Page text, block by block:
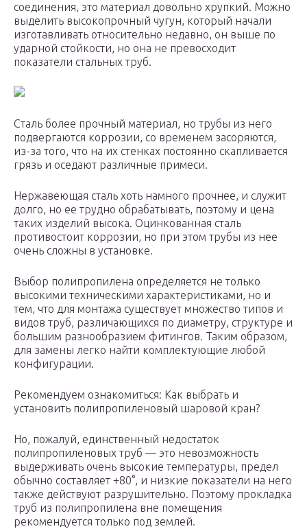
соединения, это материал довольно хрупкий. Можно
выделить высокопрочный чугун, который начали
изготавливать относительно недавно, он выше по
ударной стойкости, но она не превосходит
показатели стальных труб.
Сталь более прочный материал, но трубы из него
подвергаются коррозии, со временем засоряются,
из-за того, что на их стенках постоянно скапливается
грязь и оседают различные примеси.
Нержавеющая сталь хоть намного прочнее, и служит
долго, но ее трудно обрабатывать, поэтому и цена
таких изделий высока. Оцинкованная сталь
противостоит коррозии, но при этом трубы из нее
очень сложны в установке.
Выбор полипропилена определяется не только
высокими техническими характеристиками, но и
тем, что для монтажа существует множество типов и
видов труб, различающихся по диаметру, структуре и
большим разнообразием фитингов. Таким образом,
для замены легко найти комплектующие любой
конфигурации.
Рекомендуем ознакомиться: Как выбрать и
установить полипропиленовый шаровой кран?
Но, пожалуй, единственный недостаток
полипропиленовых труб — это невозможность
выдерживать очень высокие температуры, предел
обычно составляет +80°, и низкие показатели на него
также действуют разрушительно. Поэтому прокладка
труб из полипропилена вне помещения
рекомендуется только под землей.